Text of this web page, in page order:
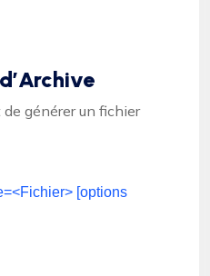
générer un fichier
[options